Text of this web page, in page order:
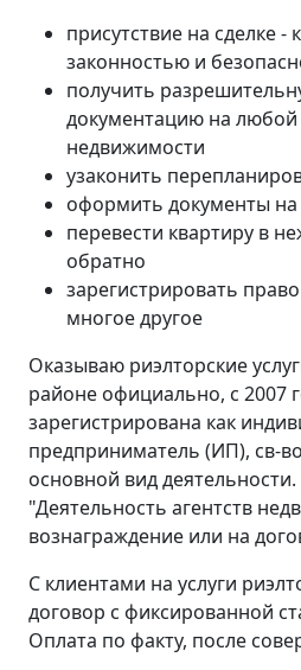
присутствие на сделке -
законностью и
получить
документацию на любой
недвижимости
узаконить
оформить документы
перевести квартиру в
обратно
зарегистрировать
многое другое
Оказываю риэлторские
районе официально, с 2007
зарегистрирована как
предприниматель (ИП), св-
основной вид
"Деятельность агентств
вознаграждение или на
С клиентами на услуги
договор с фиксированной
Оплата по факту, после